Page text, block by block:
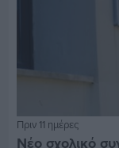
Πριν 11 ημέρες
Νέο σχολικό